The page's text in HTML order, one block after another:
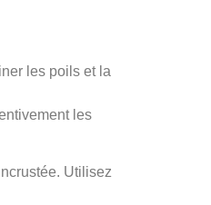
les poils et la
les
Utilisez